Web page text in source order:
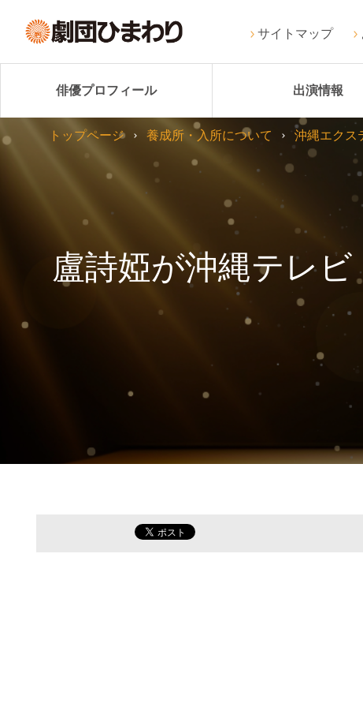
サイトマップ
俳優プロフィール 出演情報
盧詩婭が沖縄テレ
トップページ 養成所・入所について 沖縄エクス